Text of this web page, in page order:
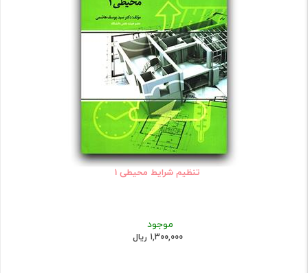
تنظیم شرایط محیطی 1
موجود
1,300,000 ریال